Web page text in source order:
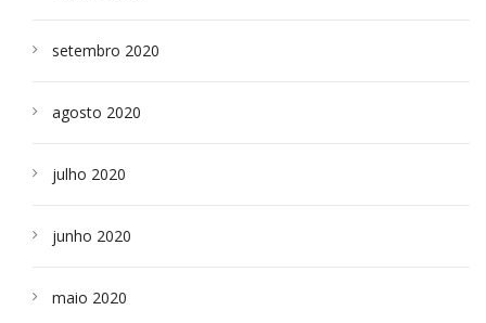
setembro 2020
agosto 2020
julho 2020
junho 2020
maio 2020